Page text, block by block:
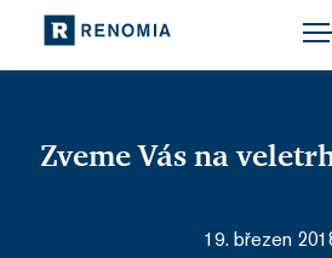
Zveme Vás na
19. březen